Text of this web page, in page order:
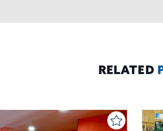
RELATED